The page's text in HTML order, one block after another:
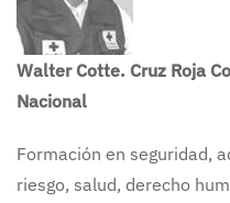
Walter Cotte. Cruz Roja
Nacional
Formación en seguridad,
riesgo, salud, derecho